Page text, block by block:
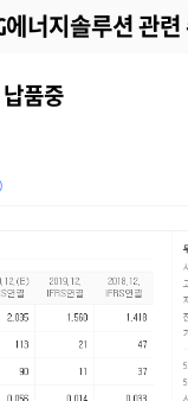
에너지솔루션 관련
납품중